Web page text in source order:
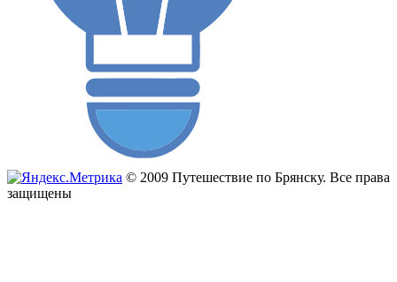
© 2009 Путешествие по Брянску. Все права
защищены